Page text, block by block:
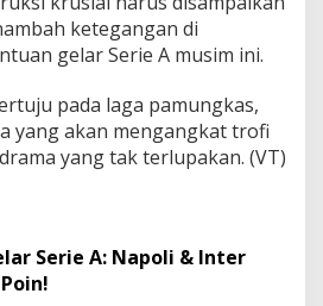
ketegangan di
gelar Serie A musim ini.
pada laga pamungkas,
yang akan mengangkat trofi
yang tak terlupakan. (VT)
Serie A: Napoli & Inter